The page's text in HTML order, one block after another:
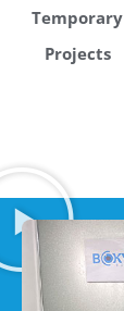
Temporary
Projects